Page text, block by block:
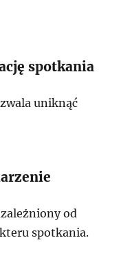
spotkania
uniknąć
od
spotkania.